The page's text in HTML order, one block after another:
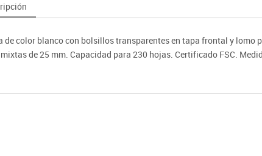
Protección deportiva
robotics
Videoconferencia
de color blanco con bolsillos transparentes en tapa frontal y lomo
de 25 mm. Capacidad para 230 hojas. Certificado FSC.